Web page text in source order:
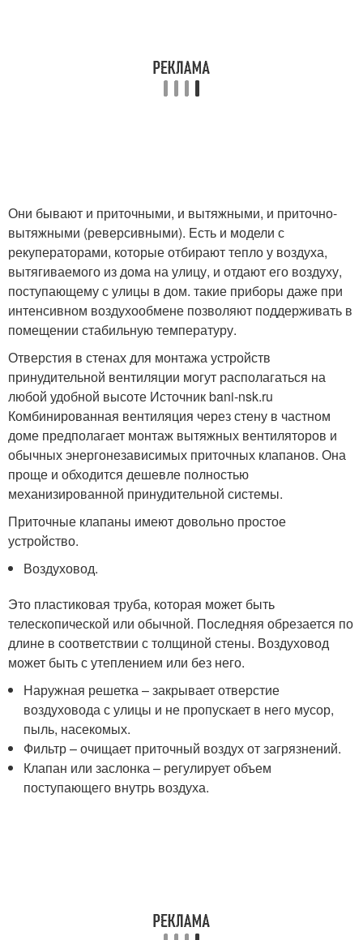
Они бывают и приточными, и вытяжными, и приточно-
вытяжными (реверсивными). Есть и модели с
рекуператорами, которые отбирают тепло у воздуха,
вытягиваемого из дома на улицу, и отдают его воздуху,
поступающему с улицы в дом. такие приборы даже при
интенсивном воздухообмене позволяют поддерживать в
помещении стабильную температуру.
Отверстия в стенах для монтажа устройств
принудительной вентиляции могут располагаться на
любой удобной высоте Источник bani-nsk.ru
Комбинированная вентиляция через стену в частном
доме предполагает монтаж вытяжных вентиляторов и
обычных энергонезависимых приточных клапанов. Она
проще и обходится дешевле полностью
механизированной принудительной системы.
Приточные клапаны имеют довольно простое
устройство.
Воздуховод.
Это пластиковая труба, которая может быть
телескопической или обычной. Последняя обрезается по
длине в соответствии с толщиной стены. Воздуховод
может быть с утеплением или без него.
Наружная решетка – закрывает отверстие
воздуховода с улицы и не пропускает в него мусор,
пыль, насекомых.
Фильтр – очищает приточный воздух от загрязнений.
Клапан или заслонка – регулирует объем
поступающего внутрь воздуха.